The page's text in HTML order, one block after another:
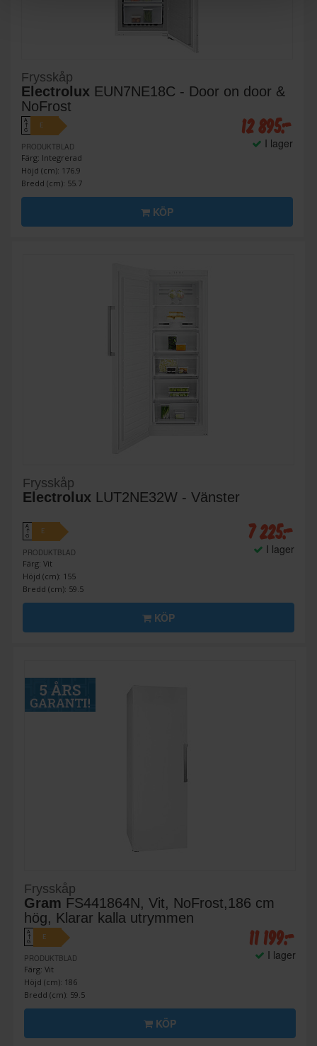
Frysskåp
Electrolux EUN7NE18C - Door on door &
NoFrost
A
↑
G
E
PRODUKTBLAD
Färg: Integrerad
Höjd (cm): 176.9
Bredd (cm): 55.7
12 895:-
I lager
KÖP
Frysskåp
Electrolux LUT2NE32W - Vänster
A
↑
G
E
PRODUKTBLAD
Färg: Vit
Höjd (cm): 155
Bredd (cm): 59.5
7 225:-
I lager
KÖP
Frysskåp
Gram FS441864N, Vit, NoFrost,186 cm
hög, Klarar kalla utrymmen
A
↑
G
E
PRODUKTBLAD
Färg: Vit
Höjd (cm): 186
Bredd (cm): 59.5
11 199:-
I lager
KÖP